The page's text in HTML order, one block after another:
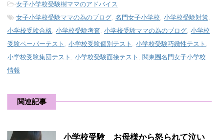
-女子小学校受験樹ママのアドバイス
-女子小学校受験ママの為のブログ, 名門女子小学校, 小学校受験対策,
小学校受験合格, 小学校受験考査, 小学校受験ママの為のブログ, 小学校
受験ペーパーテスト , 小学校受験個別テスト , 小学校受験巧緻性テスト ,
小学校受験集団テスト , 小学校受験面接テスト , 関東圏名門女子小学校
情報
関連記事
小学校受験 お母様から怒られて泣い